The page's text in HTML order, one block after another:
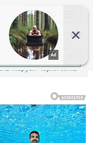
МЕНЮ
Маруся Черничкина